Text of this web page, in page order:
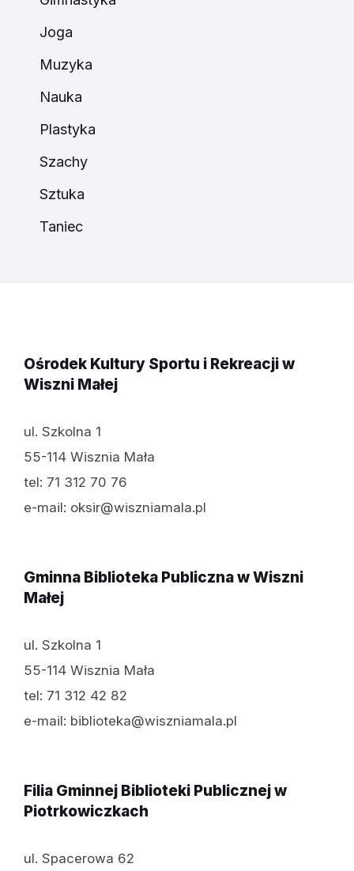
Joga
Muzyka
Nauka
Plastyka
Szachy
Sztuka
Taniec
Ośrodek Kultury Sportu i Rekreacji w
Wiszni Małej
ul. Szkolna 1
55-114 Wisznia Mała
tel: 71 312 70 76
e-mail: oksir@wiszniamala.pl
Gminna Biblioteka Publiczna w Wiszni
Małej
ul. Szkolna 1
55-114 Wisznia Mała
tel: 71 312 42 82
e-mail: biblioteka@wiszniamala.pl
Filia Gminnej Biblioteki Publicznej w
Piotrkowiczkach
ul. Spacerowa 62